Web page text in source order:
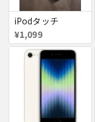
iPodタッチ
¥1,099